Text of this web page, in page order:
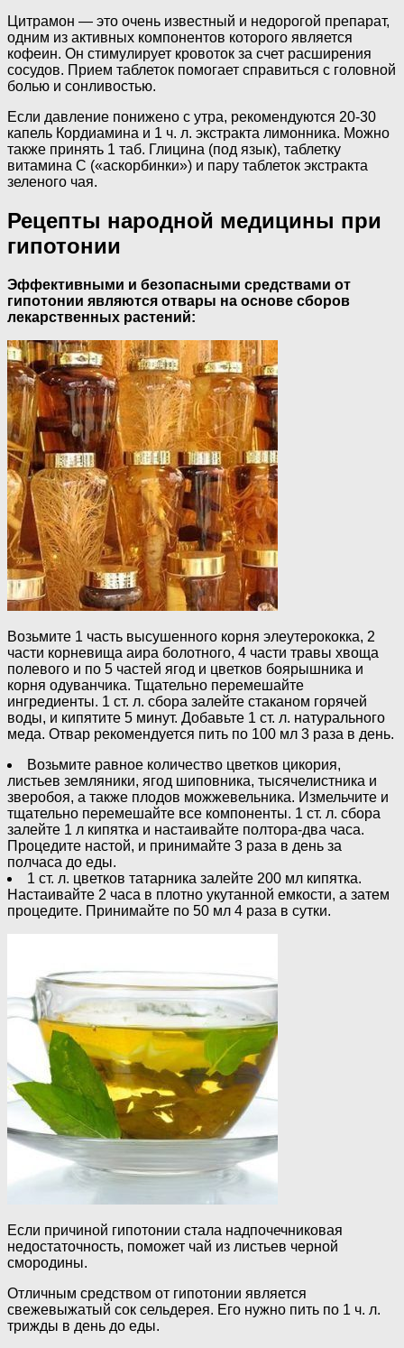
Цитрамон — это очень известный и недорогой препарат,
одним из активных компонентов которого является
кофеин. Он стимулирует кровоток за счет расширения
сосудов. Прием таблеток помогает справиться с головной
болью и сонливостью.
Если давление понижено с утра, рекомендуются 20-30
капель Кордиамина и 1 ч. л. экстракта лимонника. Можно
также принять 1 таб. Глицина (под язык), таблетку
витамина С («аскорбинки») и пару таблеток экстракта
зеленого чая.
Рецепты народной медицины при
гипотонии
Эффективными и безопасными средствами от
гипотонии являются отвары на основе сборов
лекарственных растений:
Возьмите 1 часть высушенного корня элеутерококка, 2
части корневища аира болотного, 4 части травы хвоща
полевого и по 5 частей ягод и цветков боярышника и
корня одуванчика. Тщательно перемешайте
ингредиенты. 1 ст. л. сбора залейте стаканом горячей
воды, и кипятите 5 минут. Добавьте 1 ст. л. натурального
меда. Отвар рекомендуется пить по 100 мл 3 раза в день.
Возьмите равное количество цветков цикория,
листьев земляники, ягод шиповника, тысячелистника и
зверобоя, а также плодов можжевельника. Измельчите и
тщательно перемешайте все компоненты. 1 ст. л. сбора
залейте 1 л кипятка и настаивайте полтора-два часа.
Процедите настой, и принимайте 3 раза в день за
полчаса до еды.
1 ст. л. цветков татарника залейте 200 мл кипятка.
Настаивайте 2 часа в плотно укутанной емкости, а затем
процедите. Принимайте по 50 мл 4 раза в сутки.
Если причиной гипотонии стала надпочечниковая
недостаточность, поможет чай из листьев черной
смородины.
Отличным средством от гипотонии является
свежевыжатый сок сельдерея. Его нужно пить по 1 ч. л.
трижды в день до еды.